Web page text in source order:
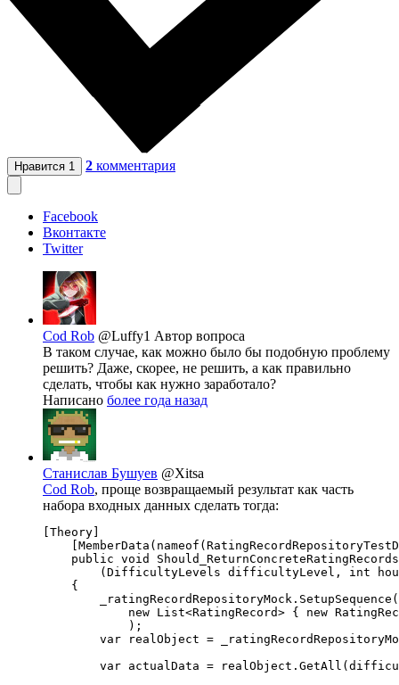
Нравится 1 2 комментария
Facebook
Вконтакте
Twitter
Cod Rob @Luffy1 Автор вопроса
В таком случае, как можно было бы подобную проблему
решить? Даже, скорее, не решить, а как правильно
сделать, чтобы как нужно заработало?
Написано более года назад
Станислав Бушуев @Xitsa
Cod Rob, проще возвращаемый результат как часть
набора входных данных сделать тогда:
[Theory]
public void
(DifficultyLevels difficultyLevel, int
    {
new List<RatingRecord> { new
            );
var realObject =
var actualData =